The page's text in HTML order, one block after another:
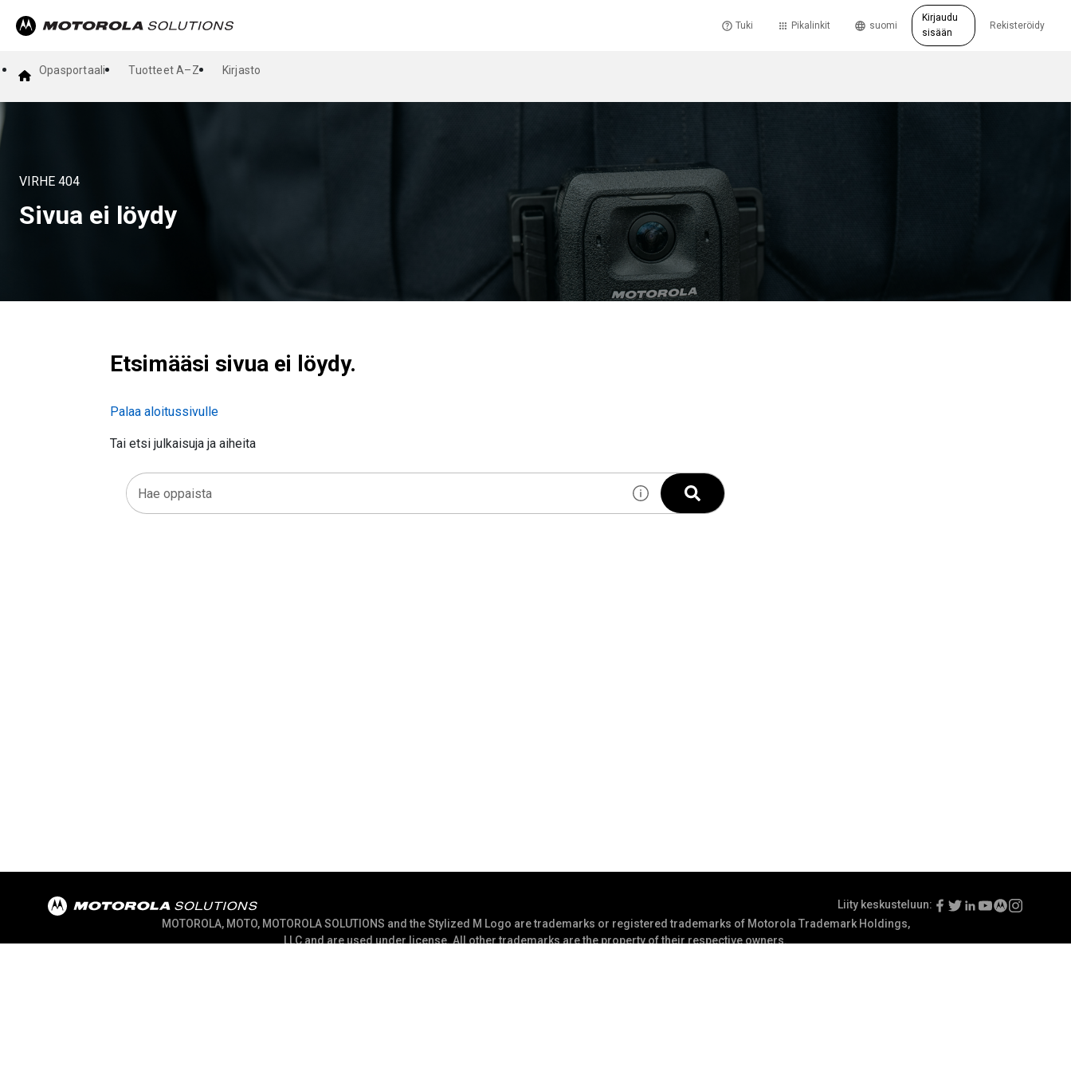
Tuki Pikalinkit Rekisteröidy
suomi
Kirjaudu
sisään
Opasportaali Tuotteet A–Z Kirjasto
VIRHE 404
Sivua ei löydy
Etsimääsi sivua ei löydy.
Palaa aloitussivulle
Tai etsi julkaisuja ja aiheita
Liity keskusteluun:
MOTOROLA, MOTO, MOTOROLA SOLUTIONS and the Stylized M Logo are trademarks or registered trademarks of Motorola Trademark Holdings,
LLC and are used under license. All other trademarks are the property of their respective owners.